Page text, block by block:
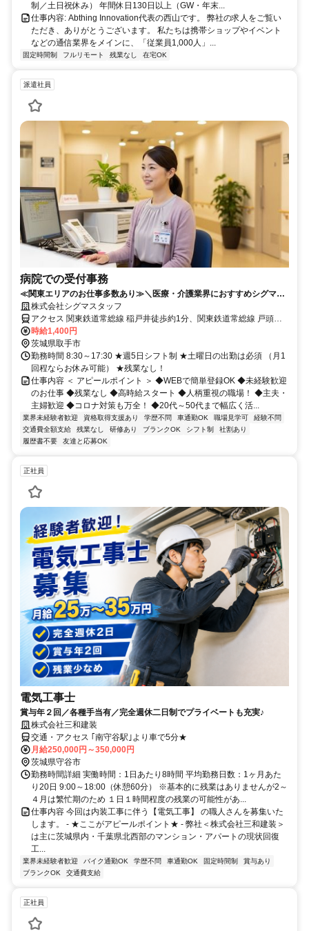
制／土日祝休み） 年間休日130日以上（GW・年末...
仕事内容: Abthing Innovation代表の西山です。 弊社の求人をご覧い
ただき、ありがとうございます。 私たちは携帯ショップやイベント
などの通信業界をメインに、「従業員1,000人」...
固定時間制 フルリモート 残業なし 在宅OK
派遣社員
病院での受付事務
≪関東エリアのお仕事多数あり≫＼医療・介護業界におすすめシグマス
タッフ☆／履歴書不要
株式会社シグマスタッフ
アクセス 関東鉄道常総線 稲戸井徒歩約1分、関東鉄道常総線 戸頭徒
歩約10分、関東鉄道常総線 ゆめみ野徒歩約19分 関東鉄道常総線「稲
戸井駅」徒歩13分
時給1,400円
茨城県取手市
勤務時間 8:30～17:30 ★週5日シフト制 ★土曜日の出勤は必須 （月1
回程ならお休み可能） ★残業なし！
仕事内容 ＜ アピールポイント ＞ ◆WEBで簡単登録OK ◆未経験歓迎
のお仕事 ◆残業なし ◆高時給スタート ◆人柄重視の職場！ ◆主夫・
主婦歓迎 ◆コロナ対策も万全！ ◆20代～50代まで幅広く活...
業界未経験者歓迎 資格取得支援あり 学歴不問 車通勤OK 職場見学可
経験不問
交通費全額支給
残業なし 研修あり ブランクOK シフト制
社割あり
履歴書不要
友達と応募OK
正社員
電気工事士
賞与年２回／各種手当有／完全週休二日制でプライベートも充実♪
株式会社三和建装
交通・アクセス ｢南守谷駅｣より車で5分★
月給250,000円～350,000円
茨城県守谷市
勤務時間詳細 実働時間：1日あたり8時間 平均勤務日数：1ヶ月あた
り20日 9:00～18:00（休憩60分） ※基本的に残業はありませんが2～
４月は繁忙期のため １日１時間程度の残業の可能性があ...
仕事内容 今回は内装工事に伴う【電気工事】 の職人さんを募集いた
します。 - ★ここがアピールポイント★ - 弊社＜株式会社三和建装＞
は主に茨城県内・千葉県北西部のマンション・アパートの現状回復
工...
業界未経験者歓迎 バイク通勤OK 学歴不問 車通勤OK 固定時間制
賞与あり
ブランクOK
交通費支給
正社員